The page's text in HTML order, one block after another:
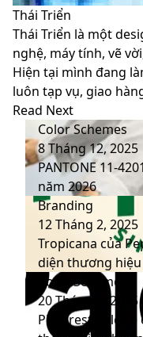
Thái Triển
Thái Triển là một
nghệ, máy tính, vẽ
Hiện tại mình đang
luôn tạp vụ, giao
Website
Facebook
LinkedIn
YouTube
Read Next
Color Schemes
8 Tháng 12, 2025
PANTONE 11-
năm 2026
Branding
12 Tháng 2, 2025
Tropicana của
diện thương
Color Schemes
20 Tháng 1, 2025
Pinterest Palette